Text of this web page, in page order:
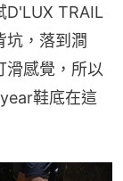
D'LUX TRAIL
坑，落到澗
滑感覺，所以
鞋底在這